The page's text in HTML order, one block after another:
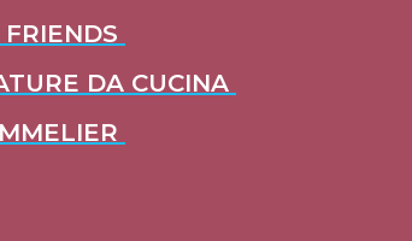
DA CUCINA